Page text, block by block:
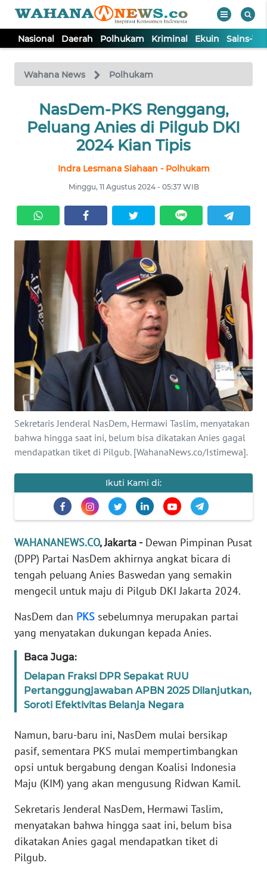
Nasional Daerah Polhukam Kriminal Ekuin Sains-
Wahana News Polhukam
NasDem-PKS Renggang,
Peluang Anies di Pilgub DKI
2024 Kian Tipis
Indra Lesmana Siahaan - Polhukam
Minggu, 11 Agustus 2024 - 05:37 WIB
Sekretaris Jenderal NasDem, Hermawi Taslim, menyatakan
bahwa hingga saat ini, belum bisa dikatakan Anies gagal
mendapatkan tiket di Pilgub. [WahanaNews.co/Istimewa].
Ikuti Kami di:
WAHANANEWS.CO, Jakarta -Dewan Pimpinan Pusat
(DPP) Partai NasDem akhirnya angkat bicara di
tengah peluang Anies Baswedan yang semakin
mengecil untuk maju di Pilgub DKI Jakarta 2024.
NasDem dan PKS sebelumnya merupakan partai
yang menyatakan dukungan kepada Anies.
Baca Juga:
Delapan Fraksi DPR Sepakat RUU
Pertanggungjawaban APBN 2025 Dilanjutkan,
Soroti Efektivitas Belanja Negara
Namun, baru-baru ini, NasDem mulai bersikap
pasif, sementara PKS mulai mempertimbangkan
opsi untuk bergabung dengan Koalisi Indonesia
Maju (KIM) yang akan mengusung Ridwan Kamil.
Sekretaris Jenderal NasDem, Hermawi Taslim,
menyatakan bahwa hingga saat ini, belum bisa
dikatakan Anies gagal mendapatkan tiket di
Pilgub.
TV
Tutup
NASIONAL
POLHUKAM
KRIMINAL
EKUIN
SAINS-TEKNO
KESEHATAN
INTERNASIONAL
SERBA-SERBI
PENDIDIKAN
OLAHRAGA
OPINI
EDITORIAL
Informasi
INDEKS
BERITA
KONTAK
KAMI
INFO
TENTANG
KAMI
PEDOMAN
MEDIA
SIBER
KARIR
DISCLAIMER